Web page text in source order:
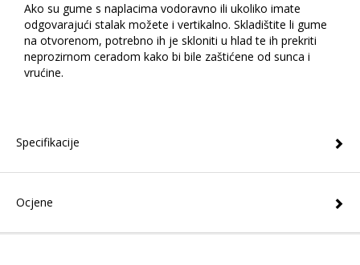
Ako su gume s naplacima vodoravno ili ukoliko imate
odgovarajući stalak možete i vertikalno. Skladištite li gume
na otvorenom, potrebno ih je skloniti u hlad te ih prekriti
neprozirnom ceradom kako bi bile zaštićene od sunca i
vrućine.
Specifikacije
Ocjene